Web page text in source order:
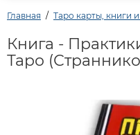
Главная Таро карты, книги
Книга -
Таро